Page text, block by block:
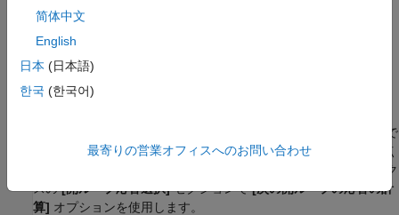
対する制約です。したがって、ループ ゲインは指定された位置で
ループが開いている状態で計算されます。制御システムの別の点
にループ開始点をもつゲインを計算する場合、ダイアログ ボック
スの[開ループ応答選択]セクションで[次の開ループの応答の計
算] オプションを使用します。
简体中文
English
日本 (日本語)
한국 (한국어)
最寄りの営業オフィスへのお問い合わせ